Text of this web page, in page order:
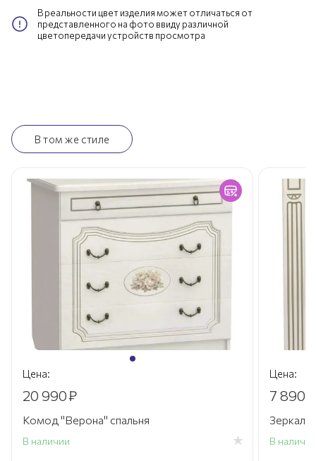
В реальности цвет изделия может отличаться от
представленного на фото ввиду различной
цветопередачи устройств просмотра
В том же стиле
Цена:
20 990₽
Комод "Верона" спальня
В наличии
Цена:
7 890
Зеркало
В наличии